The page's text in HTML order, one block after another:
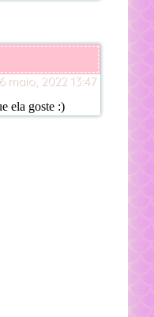
maio, 2022 13:47
ela goste :)